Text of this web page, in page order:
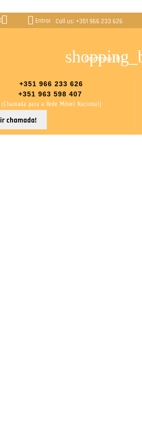
  Entrar Call us: +351 966 233 626
Carrinho (0)
+351 966 233 626
+351 963 598 407
(Chamada para a Rede Móvel Nacional)
chamada!